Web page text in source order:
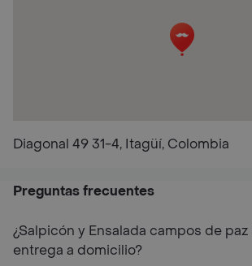
Diagonal 49 31-4, Itagüí, Colombia
Preguntas frecuentes
¿Salpicón y Ensalada campos de paz
entrega a domicilio?